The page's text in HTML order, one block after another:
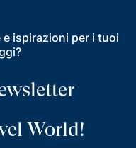
ispirazioni per i tuoi
World!